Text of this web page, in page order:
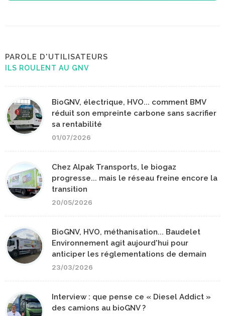
PAROLE D'UTILISATEURS
ILS ROULENT AU GNV
BioGNV, électrique, HVO... comment BMV
réduit son empreinte carbone sans sacrifier
sa rentabilité
01/07/2026
Chez Alpak Transports, le biogaz
progresse... mais le réseau freine encore la
transition
20/05/2026
BioGNV, HVO, méthanisation... Baudelet
Environnement agit aujourd'hui pour
anticiper les réglementations de demain
23/03/2026
Interview : que pense ce « Diesel Addict »
des camions au bioGNV ?